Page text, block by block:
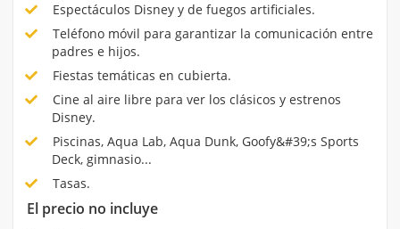
Espectáculos Disney y de fuegos artificiales.
Teléfono móvil para garantizar la comunicación entre
padres e hijos.
Fiestas temáticas en cubierta.
Cine al aire libre para ver los clásicos y estrenos
Disney.
Piscinas, Aqua Lab, Aqua Dunk, Goofy&#39;s Sports
Deck, gimnasio...
Tasas.
El precio no incluye